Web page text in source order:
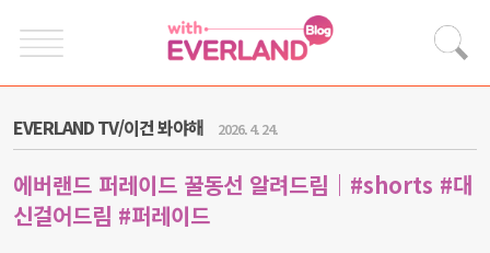
EVERLAND TV/이건 봐야해 2026. 4. 24.
에버랜드 퍼레이드 꿀동선 알려드림｜#shorts #대
신걸어드림 #퍼레이드